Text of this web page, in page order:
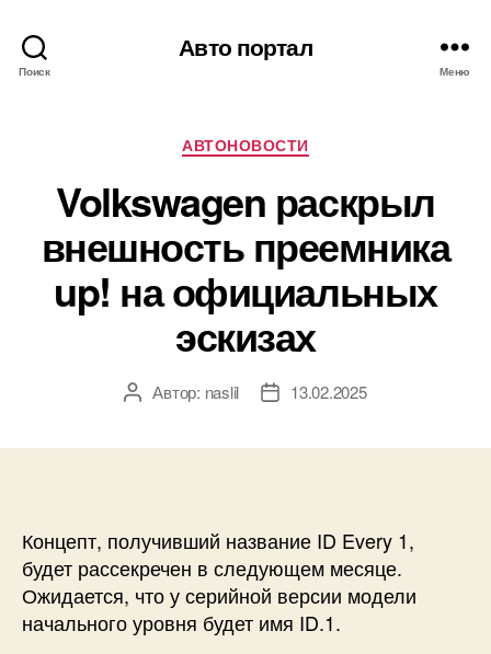
Поиск
Авто портал
Меню
Рубрики
АВТОНОВОСТИ
Volkswagen раскрыл
внешность преемника
up! на официальных
эскизах
АвторАвтор: naslil
Дата13.02.2025
Концепт, получивший название ID Every 1,
будет рассекречен в следующем месяце.
Ожидается, что у серийной версии модели
начального уровня будет имя ID.1.